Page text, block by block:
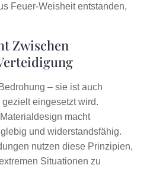
Feuer-Weisheit entstanden,
Zwischen
– sie ist auch
eingesetzt wird.
macht
und widerstandsfähig.
nutzen diese Prinzipien,
Situationen zu